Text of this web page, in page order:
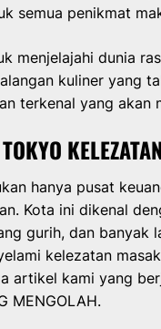
semua penikmat
menjelajahi dunia
kuliner yang
terkenal yang akan
hanya pusat
Kota ini dikenal
gurih, dan banyak
kelezatan
artikel kami yang
MENGOLAH.